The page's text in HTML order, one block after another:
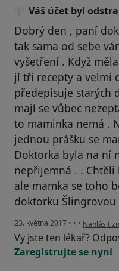
Váš účet byl
Dobrý den , paní
tak sama od sebe
vyšetření . Když
jí tři recepty a velmi
předepisuje starých
mají se vůbec
to maminka nemá .
jednou prášku se
Doktorka byla na ní
nepřijemná . .
ale mamka se toho
doktorku Šlingrovou
23. května 2017 • • • podle
Nahlásit
Vy jste ten lékař?
Zaregistrujte se nyní